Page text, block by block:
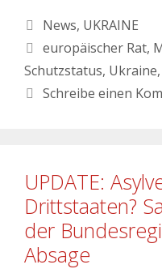
News, UKRAINE
europäischer Rat,
Schutzstatus, Ukraine,
Schreibe einen
UPDATE:
Drittstaaten?
der
Absage